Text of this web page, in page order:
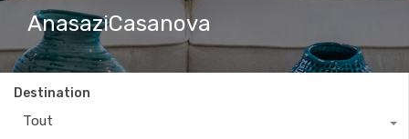
AnasaziCasanova
Destination
Tout